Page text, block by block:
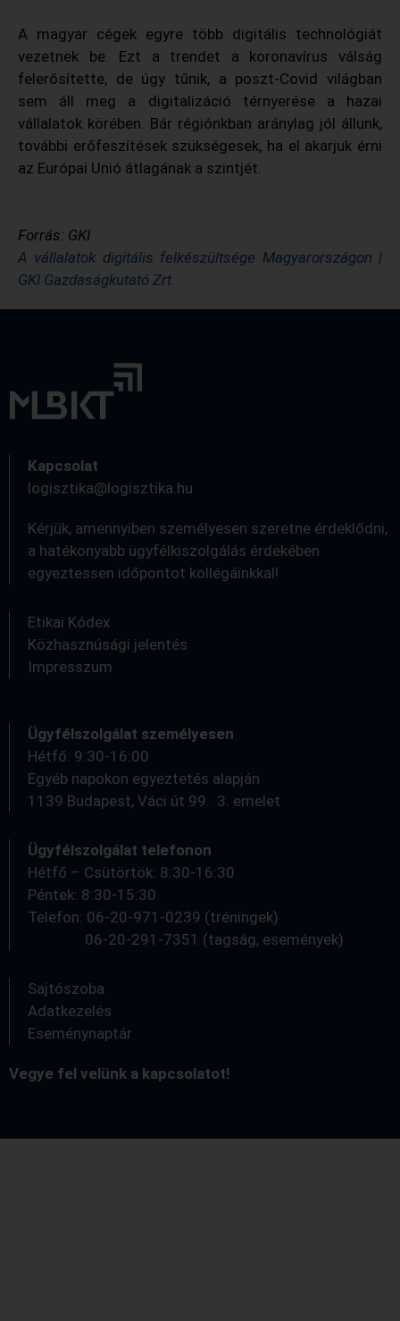
A magyar cégek egyre több digitális technológiát
vezetnek be. Ezt a trendet a koronavírus válság
felerősítette, de úgy tűnik, a poszt-Covid világban
sem áll meg a digitalizáció térnyerése a hazai
vállalatok körében. Bár régiónkban aránylag jól állunk,
további erőfeszítések szükségesek, ha el akarjuk érni
az Európai Unió átlagának a szintjét.
Forrás: GKI
A vállalatok digitális felkészültsége Magyarországon |
GKI Gazdaságkutató Zrt.
Kapcsolat
logisztika@logisztika.hu
Kérjük, amennyiben személyesen szeretne érdeklődni,
a hatékonyabb ügyfélkiszolgálás érdekében
egyeztessen időpontot kollégáinkkal!
Etikai Kódex
Közhasznúsági jelentés
Impresszum
Ügyfélszolgálat személyesen
Hétfő: 9:30-16:00
Egyéb napokon egyeztetés alapján
1139 Budapest, Váci út 99. 3. emelet
Ügyfélszolgálat telefonon
Hétfő – Csütörtök: 8:30-16:30
Péntek: 8:30-15:30
Telefon: 06-20-971-0239 (tréningek)
06-20-291-7351 (tagság, események)
Sajtószoba
Adatkezelés
Eseménynaptár
Vegye fel velünk a kapcsolatot!